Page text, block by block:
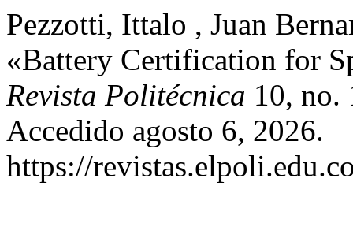
Pezzotti, Ittalo , Juan
«Battery Certification for
Revista Politécnica 10, no.
Accedido agosto 6, 2026.
https://